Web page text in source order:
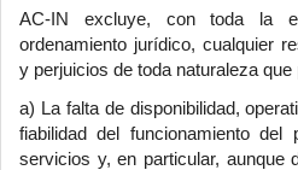
AC-IN excluye, con toda la
ordenamiento jurídico, cualquier
y perjuicios de toda naturaleza que
a) La falta de disponibilidad,
fiabilidad del funcionamiento
servicios y, en particular, aunque